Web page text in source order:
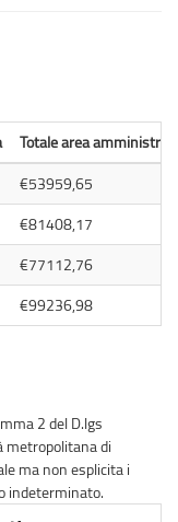
Totale area
€53959,65
€81408,17
€77112,76
€99236,98
2 del D.lgs
metropolitana di
ma non esplicita i
indeterminato.